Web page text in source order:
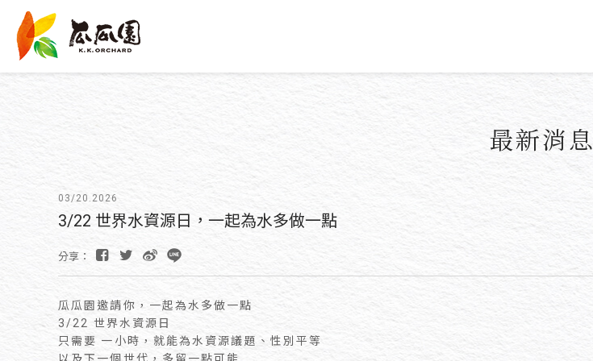
最新消息
03/20.2026
3/22 世界水資源日，一起為水多做一點
分享：
瓜瓜園邀請你，一起為水多做一點
3/22 世界水資源日
只需要 一小時，就能為水資源議題、性別平等